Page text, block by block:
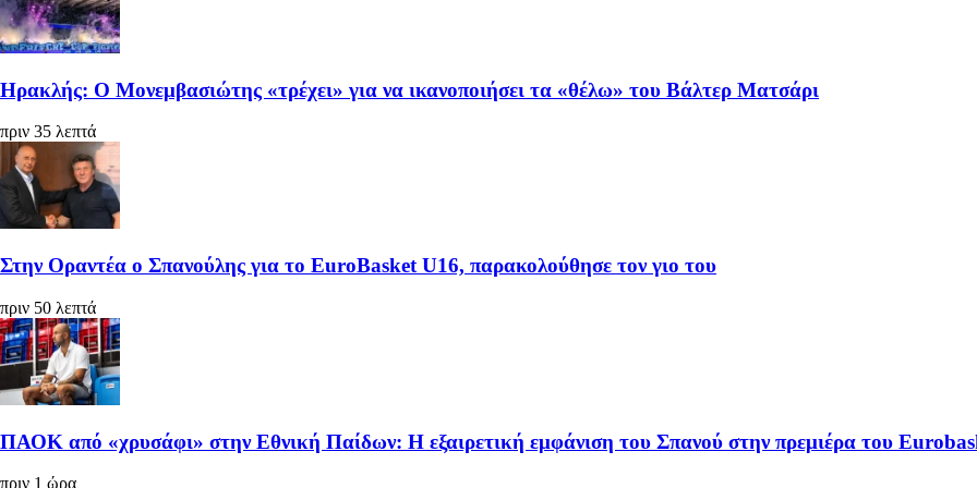
Ηρακλής: Ο Μονεμβασιώτης «τρέχει» για να ικανοποιήσει τα «θέλω» του Βάλτερ Ματσάρι
πριν 35 λεπτά
Στην Οραντέα ο Σπανούλης για το EuroBasket U16, παρακολούθησε τον γιο του
πριν 50 λεπτά
ΠΑΟΚ από «χρυσάφι» στην Εθνική Παίδων: Η εξαιρετική εμφάνιση του Σπανού στην πρεμιέρα του
πριν 1 ώρα